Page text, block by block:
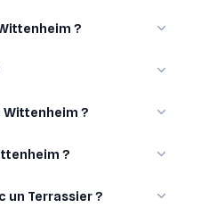
?
Wittenheim ?
?
un Terrassier ?